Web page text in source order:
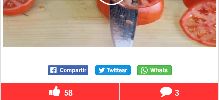
58 3